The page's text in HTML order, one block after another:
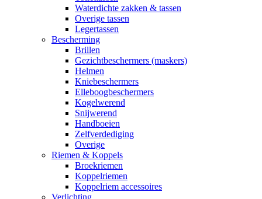
Waterdichte zakken & tassen
Overige tassen
Legertassen
Bescherming
Brillen
Gezichtbeschermers (maskers)
Helmen
Kniebeschermers
Elleboogbeschermers
Kogelwerend
Snijwerend
Handboeien
Zelfverdediging
Overige
Riemen & Koppels
Broekriemen
Koppelriemen
Koppelriem accessoires
Verlichting